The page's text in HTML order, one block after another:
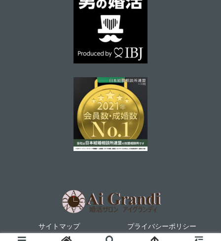
サイトマップ プライバシーポリシー